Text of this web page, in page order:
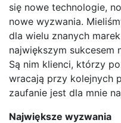
się nowe technologie,
nowe wyzwania.
dla wielu znanych
największym sukcesem
Są nim klienci, którzy
wracają przy kolejnych
zaufanie jest dla mnie
Największe wyzwania